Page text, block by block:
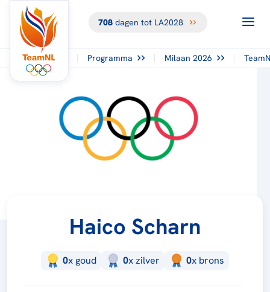
708dagen tot LA2028
Programma Milaan 2026
Haico Scharn
0x goud 0xzilver 0x brons